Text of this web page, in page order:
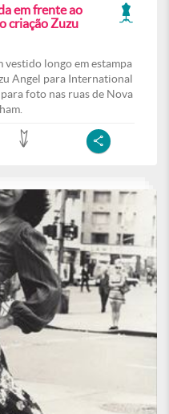
em frente ao
criação Zuzu
longo em estampa
Angel para International
foto nas ruas de Nova